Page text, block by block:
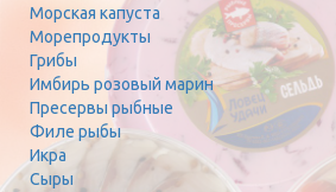
Морская капуста
Морепродукты
Грибы
Имбирь розовый марин
Пресервы рыбные
Филе рыбы
Икра
Сыры